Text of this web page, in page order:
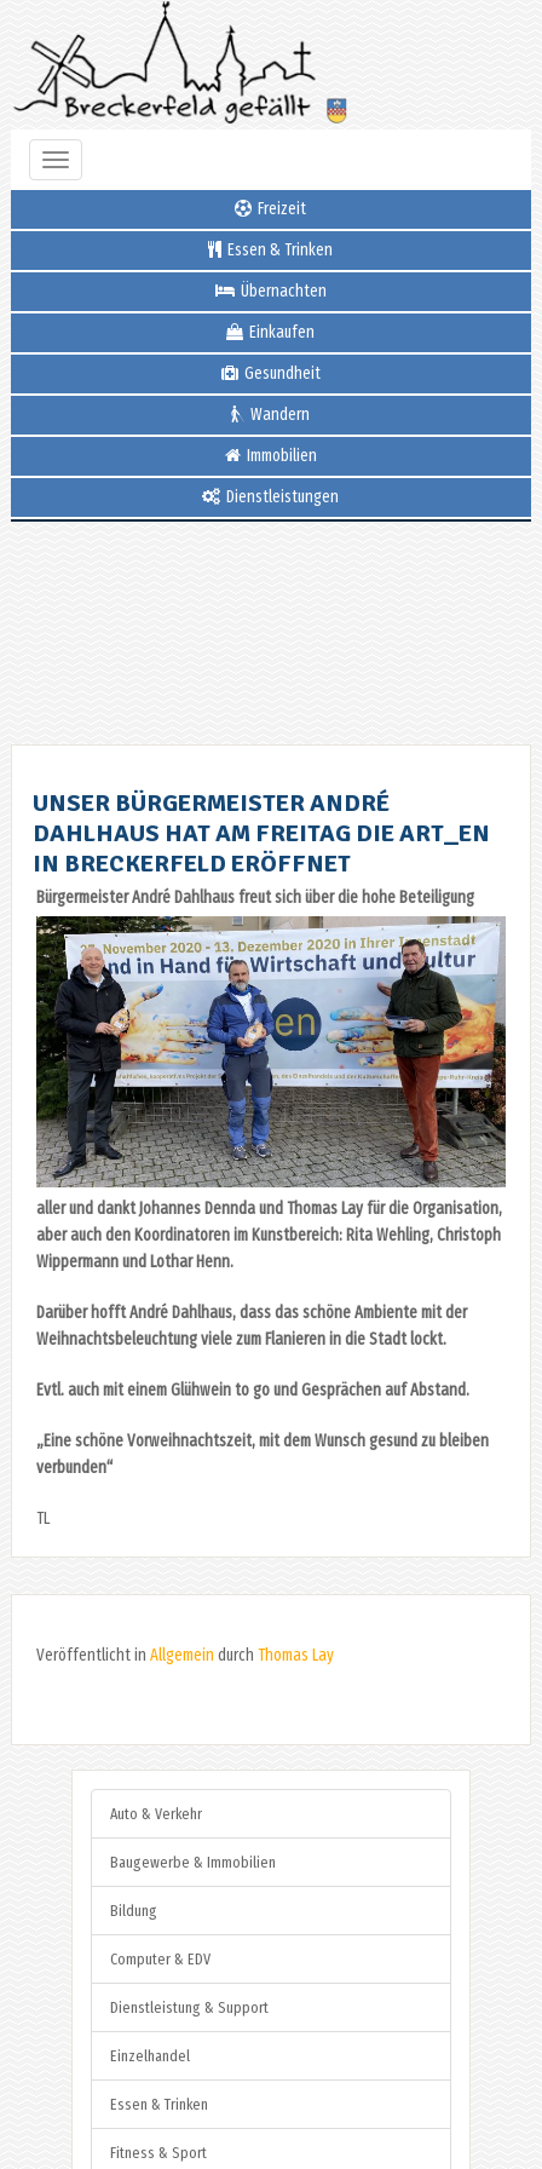
Toggle
navigation
Freizeit
Essen & Trinken
Übernachten
Einkaufen
Gesundheit
Wandern
Immobilien
Dienstleistungen
UNSER BÜRGERMEISTER ANDRÉ
DAHLHAUS HAT AM FREITAG DIE ART_EN
IN BRECKERFELD ERÖFFNET
Bürgermeister André Dahlhaus freut sich über die hohe Beteiligung
aller und dankt Johannes Dennda und Thomas Lay für die Organisation,
aber auch den Koordinatoren im Kunstbereich: Rita Wehling, Christoph
Wippermann und Lothar Henn.
Darüber hofft André Dahlhaus, dass das schöne Ambiente mit der
Weihnachtsbeleuchtung viele zum Flanieren in die Stadt lockt.
Evtl. auch mit einem Glühwein to go und Gesprächen auf Abstand.
„Eine schöne Vorweihnachtszeit, mit dem Wunsch gesund zu bleiben
verbunden“
TL
Veröffentlicht in Allgemein durch Thomas Lay
Auto & Verkehr
Baugewerbe & Immobilien
Bildung
Computer & EDV
Dienstleistung & Support
Einzelhandel
Essen & Trinken
Fitness & Sport